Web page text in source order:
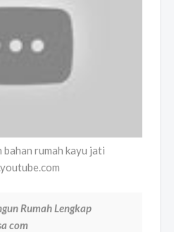
rumah kayu jati
Rumah Lengkap
com